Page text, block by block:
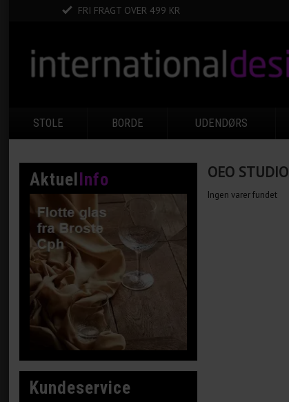
FRI FRAGT OVER 499 KR
STOLE BORDE UDENDØRS
Aktuel Info
Kundeservice
OEO STUDIO
Ingen varer fundet